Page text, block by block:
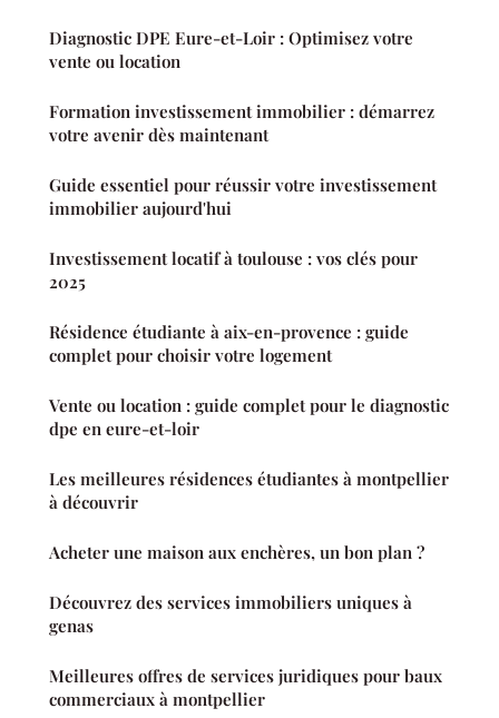
Diagnostic DPE Eure-et-Loir : Optimisez votre
vente ou location
Formation investissement immobilier : démarrez
votre avenir dès maintenant
Guide essentiel pour réussir votre investissement
immobilier aujourd'hui
Investissement locatif à toulouse : vos clés pour
2025
Résidence étudiante à aix-en-provence : guide
complet pour choisir votre logement
Vente ou location : guide complet pour le diagnostic
dpe en eure-et-loir
Les meilleures résidences étudiantes à montpellier
à découvrir
Acheter une maison aux enchères, un bon plan ?
Découvrez des services immobiliers uniques à
genas
Meilleures offres de services juridiques pour baux
commerciaux à montpellier